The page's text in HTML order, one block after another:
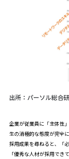
出所：パーソル総合
企業が従業員に「主体性
生の消極的な態度が完全
採用成果を尋ねると、「
「優秀な人材が採用でき